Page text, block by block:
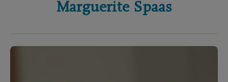
Marguerite Spaas